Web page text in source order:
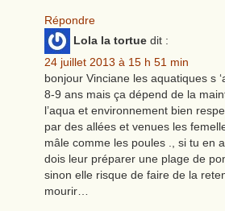
Répondre
Lola la tortue dit :
24 juillet 2013 à 15 h 51 min
bonjour Vinciane les aquatiques s
8-9 ans mais ça dépend de la
l’aqua et environnement bien
par des allées et venues les
mâle comme les poules ., si tu en
dois leur préparer une plage de
sinon elle risque de faire de la
mourir…